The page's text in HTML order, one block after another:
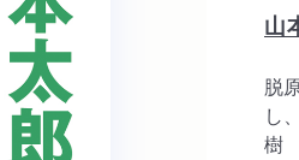
山
脱
し
樹